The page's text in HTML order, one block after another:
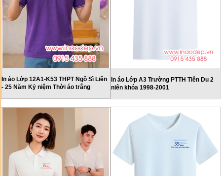
In áo Lớp 12A1-K53 THPT Ngô Sĩ Liên
- 25 Năm Kỷ niệm Thời áo trắng
In áo Lớp A3 Trường PTTH Tiên Du 2
niên khóa 1998-2001